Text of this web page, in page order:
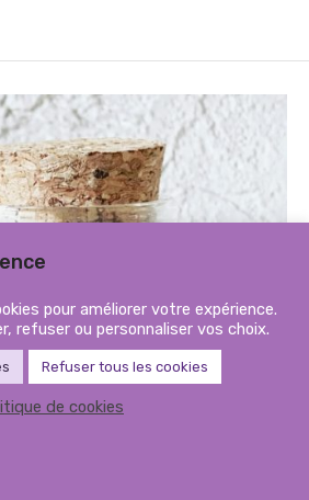
ancien
pour améliorer votre expérience.
refuser ou personnaliser vos choix.
Refuser tous les cookies
de cookies